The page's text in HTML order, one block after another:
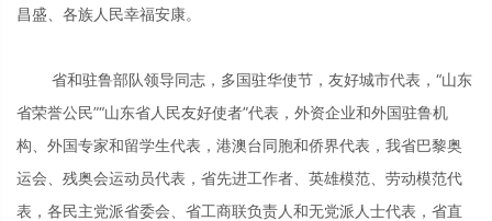
昌盛、各族人民幸福安康。
省和驻鲁部队领导同志，多国驻华使节，友好城市代表，“山东
省荣誉公民”“山东省人民友好使者”代表，外资企业和外国驻鲁机
构、外国专家和留学生代表，港澳台同胞和侨界代表，我省巴黎奥
运会、残奥会运动员代表，省先进工作者、英雄模范、劳动模范代
表，各民主党派省委会、省工商联负责人和无党派人士代表，省直